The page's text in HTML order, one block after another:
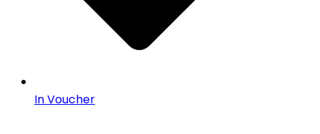
In Voucher